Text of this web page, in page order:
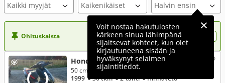
Kaikki myyjät
Voit nostaa hakutulosten
kärkeen sinua lähimpänä
sijaitsevat kohteet, kun olet
kirjautuneena sisään ja
hyväksynyt selaimen
sijaintitiedot.
Ohituskaista Nosta ilmoituksesi tähän?
Honda X8R-X
50 cm³
1999 ● 36 tkm● 2-tahti● Hihnaveto